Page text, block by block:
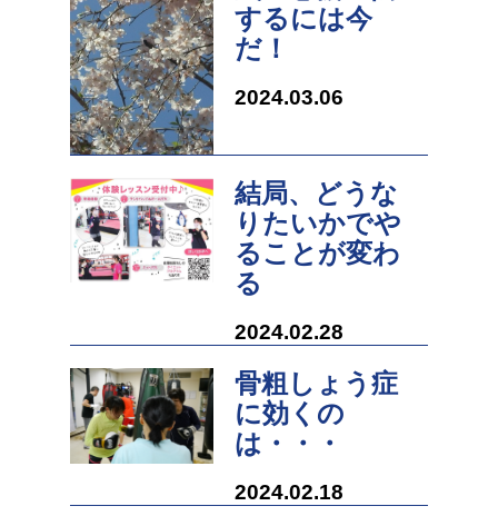
するには今
だ！
2024.03.06
結局、どうな
りたいかでや
ることが変わ
る
2024.02.28
骨粗しょう症
に効くの
は・・・
2024.02.18